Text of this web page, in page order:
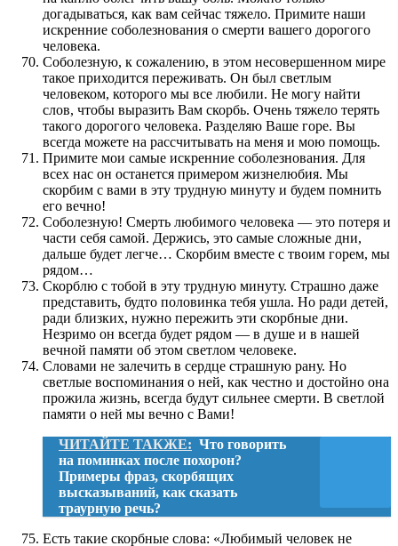
догадываться, как вам сейчас тяжело. Примите наши
искренние соболезнования о смерти вашего дорогого
человека.
Соболезную, к сожалению, в этом несовершенном мире
такое приходится переживать. Он был светлым
человеком, которого мы все любили. Не могу найти
слов, чтобы выразить Вам скорбь. Очень тяжело терять
такого дорогого человека. Разделяю Ваше горе. Вы
всегда можете на рассчитывать на меня и мою помощь.
Примите мои самые искренние соболезнования. Для
всех нас он останется примером жизнелюбия. Мы
скорбим с вами в эту трудную минуту и будем помнить
его вечно!
Соболезную! Смерть любимого человека — это потеря и
части себя самой. Держись, это самые сложные дни,
дальше будет легче… Скорбим вместе с твоим горем, мы
рядом…
Скорблю с тобой в эту трудную минуту. Страшно даже
представить, будто половинка тебя ушла. Но ради детей,
ради близких, нужно пережить эти скорбные дни.
Незримо он всегда будет рядом — в душе и в нашей
вечной памяти об этом светлом человеке.
Словами не залечить в сердце страшную рану. Но
светлые воспоминания о ней, как честно и достойно она
прожила жизнь, всегда будут сильнее смерти. В светлой
памяти о ней мы вечно с Вами!
ЧИТАЙТЕ ТАКЖЕ: Что говорить
на поминках после похорон?
Примеры фраз, скорбящих
высказываний, как сказать
траурную речь?
Есть такие скорбные слова: «Любимый человек не